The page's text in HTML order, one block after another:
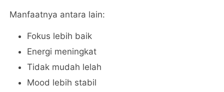
Manfaatnya antara lain:
Fokus lebih baik
Energi meningkat
Tidak mudah lelah
Mood lebih stabil